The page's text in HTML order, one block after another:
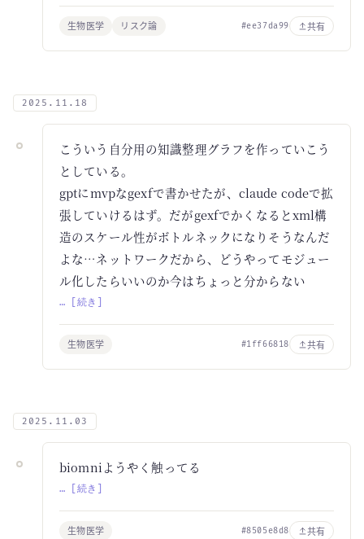
生物医学 リスク論 #ee37da99 共有
2025.11.18
こういう自分用の知識整理グラフを作っていこう
としている。
gptにmvpなgexfで書かせたが、claude codeで拡
張していけるはず。だがgexfでかくなるとxml構
造のスケール性がボトルネックになりそうなんだ
よな…ネットワークだから、どうやってモジュー
ル化したらいいのか今はちょっと分からない
… [続き]
生物医学 #1ff66818 共有
2025.11.03
biomniようやく触ってる
… [続き]
生物医学 #8505e8d8 共有